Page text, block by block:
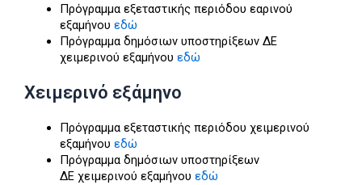
Πρόγραμμα εξεταστικής περιόδου εαρινού
εξαμήνου εδώ
Πρόγραμμα δημόσιων υποστηρίξεων ΔΕ
χειμερινού εξαμήνου εδώ
Χειμερινό εξάμηνο
Πρόγραμμα εξεταστικής περιόδου χειμερινού
εξαμήνου εδώ
Πρόγραμμα δημόσιων υποστηρίξεων
ΔΕ χειμερινού εξαμήνου εδώ